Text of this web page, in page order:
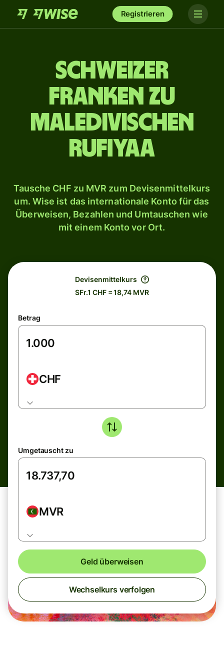
Registrieren
Schweizer
Franken zu
maledivischen
Rufiyaa
Tausche CHF zu MVR zum Devisenmittelkurs
um. Wise ist das internationale Konto für das
Überweisen, Bezahlen und Umtauschen wie
mit einem Konto vor Ort.
Devisenmittelkurs
SFr.1 CHF = 18,74 MVR
Betrag
CHF
Umgetauscht zu
MVR
Geld überweisen
Wechselkurs verfolgen